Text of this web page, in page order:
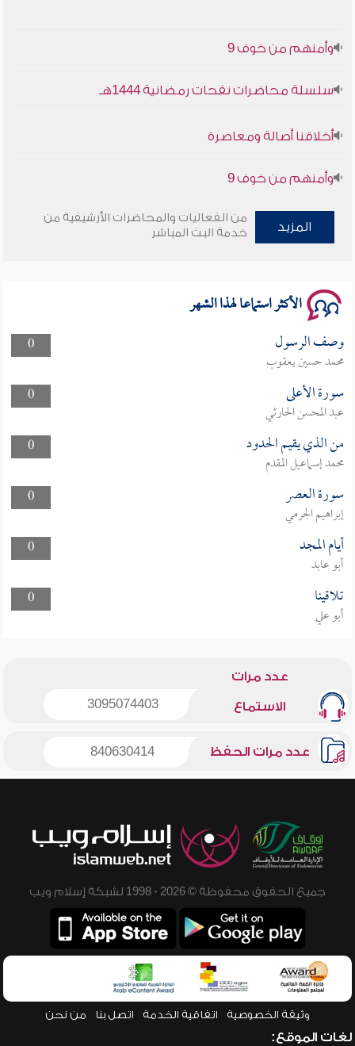
المزيد
من الفعاليات والمحاضرات الأرشيفية من
خدمة البث المباشر
الأكثر استماعا لهذا الشهر
0 وصف الرسول
محمد حسين يعقوب
0
سورة الأعلى
عبد المحسن الحارثي
0
من الذي يقيم الحدود
محمد إسماعيل المقدم
0
سورة العصر
إبراهيم الجرمي
0
أيام المجد
أبو عابد
0
تلاقينا
أبو علي
عدد مرات
الاستماع 3095074403
عدد مرات الحفظ 840630414
جميع الحقوق محفوظة © 2026 - 1998 لشبكة إسلام ويب
وثيقة الخصوصية اتفاقية الخدمة اتصل بنا من نحن
لغات الموقع: